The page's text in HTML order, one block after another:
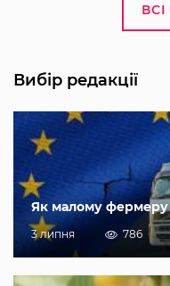
Вибір редакції
Як малому фермеру
3 липня 786